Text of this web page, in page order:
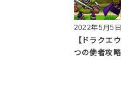
2022年5月5日
【ドラクエ
つの使者攻